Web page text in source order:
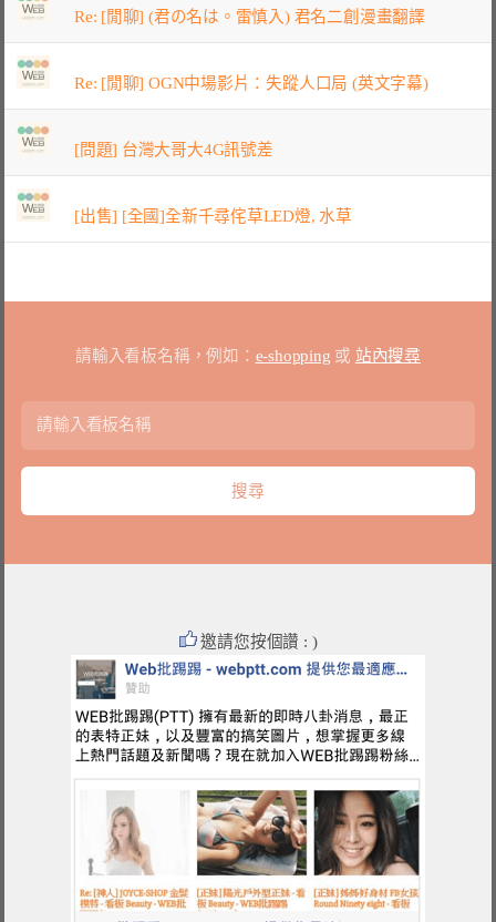
Re: [閒聊] (君の名は。雷慎入) 君名二創漫畫翻譯
Re: [閒聊] OGN中場影片：失蹤人口局 (英文字幕)
[問題] 台灣大哥大4G訊號差
[出售] [全國]全新千尋侘草LED燈, 水草
請輸入看板名稱，例如： e-shopping 或 站內搜尋
邀請您按個讚 : )